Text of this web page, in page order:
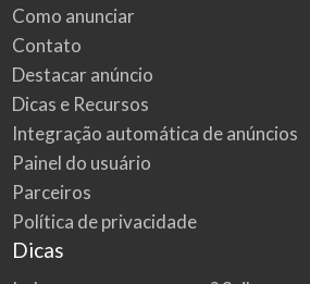
Como anunciar
Contato
Destacar anúncio
Dicas e Recursos
Integração automática de anúncios
Painel do usuário
Parceiros
Política de privacidade
Dicas